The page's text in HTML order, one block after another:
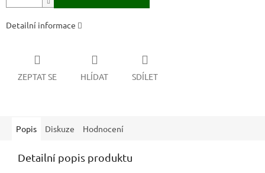
Detailní informace
ZEPTAT SE HLÍDAT SDÍLET
Popis Diskuze Hodnocení
Detailní popis produktu